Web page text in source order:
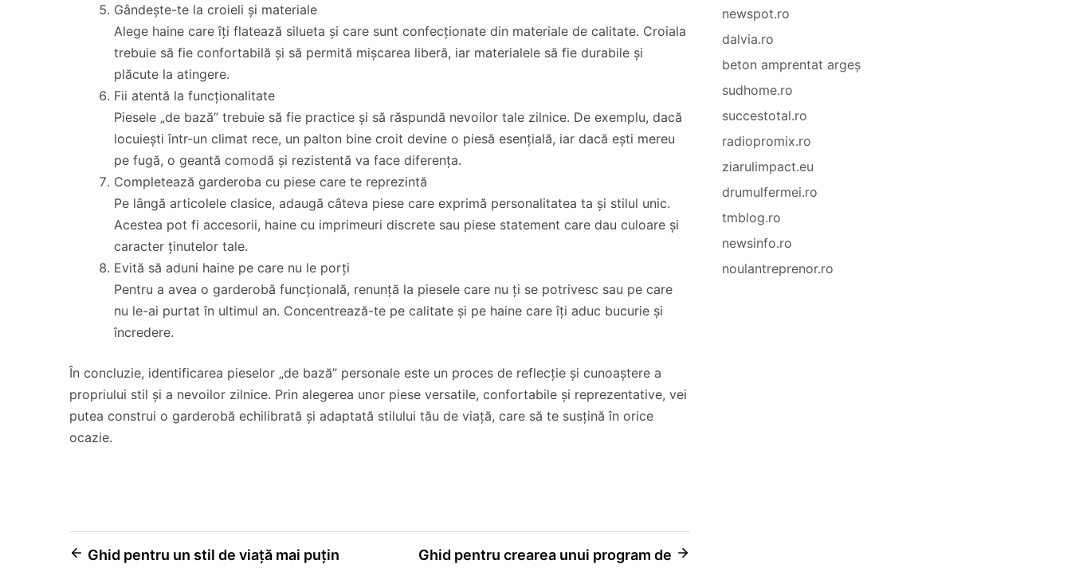
Gândește-te la croieli și materiale
Alege haine care îți flatează silueta și care sunt confecționate din materiale de calitate. Croiala
trebuie să fie confortabilă și să permită mișcarea liberă, iar materialele să fie durabile și
plăcute la atingere.
Fii atentă la funcționalitate
Piesele „de bază” trebuie să fie practice și să răspundă nevoilor tale zilnice. De exemplu, dacă
locuiești într-un climat rece, un palton bine croit devine o piesă esențială, iar dacă ești mereu
pe fugă, o geantă comodă și rezistentă va face diferența.
Completează garderoba cu piese care te reprezintă
Pe lângă articolele clasice, adaugă câteva piese care exprimă personalitatea ta și stilul unic.
Acestea pot fi accesorii, haine cu imprimeuri discrete sau piese statement care dau culoare și
caracter ținutelor tale.
Evită să aduni haine pe care nu le porți
Pentru a avea o garderobă funcțională, renunță la piesele care nu ți se potrivesc sau pe care
nu le-ai purtat în ultimul an. Concentrează-te pe calitate și pe haine care îți aduc bucurie și
încredere.
În concluzie, identificarea pieselor „de bază” personale este un proces de reflecție și cunoaștere a
propriului stil și a nevoilor zilnice. Prin alegerea unor piese versatile, confortabile și reprezentative, vei
putea construi o garderobă echilibrată și adaptată stilului tău de viață, care să te susțină în orice
ocazie.
Navigare
Ghid pentru un stil de viață mai puțin
Ghid pentru crearea unui program de
newspot.ro
dalvia.ro
beton amprentat argeș
sudhome.ro
succestotal.ro
radiopromix.ro
ziarulimpact.eu
drumulfermei.ro
tmblog.ro
newsinfo.ro
noulantreprenor.ro